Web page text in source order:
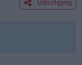
Udostępnij